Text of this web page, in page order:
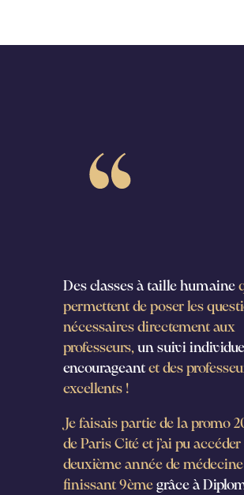
Des classes à taille humaine
permettent de poser les
nécessaires directement aux
professeurs, un suivi
encourageantet des
excellents !
Je faisais partie de la promo
de Paris Cité et j’ai pu accéder
deuxième année de
finissant 9ème grâce à